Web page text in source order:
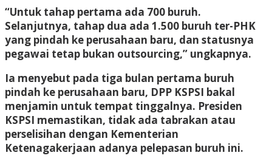
“Untuk tahap pertama ada 700 buruh.
Selanjutnya, tahap dua ada 1.500 buruh ter-PHK
yang pindah ke perusahaan baru, dan statusnya
pegawai tetap bukan outsourcing,” ungkapnya.
Ia menyebut pada tiga bulan pertama buruh
pindah ke perusahaan baru, DPP KSPSI bakal
menjamin untuk tempat tinggalnya. Presiden
KSPSI memastikan, tidak ada tabrakan atau
perselisihan dengan Kementerian
Ketenagakerjaan adanya pelepasan buruh ini.